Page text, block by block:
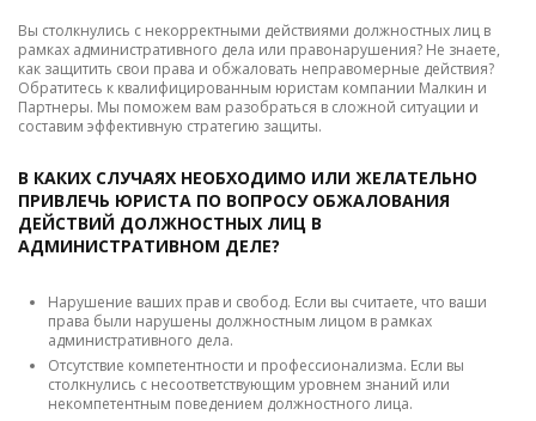
Вы столкнулись с некорректными действиями должностных лиц в
рамках административного дела или правонарушения? Не знаете,
как защитить свои права и обжаловать неправомерные действия?
Обратитесь к квалифицированным юристам компании Малкин и
Партнеры. Мы поможем вам разобраться в сложной ситуации и
составим эффективную стратегию защиты.
В КАКИХ СЛУЧАЯХ НЕОБХОДИМО ИЛИ ЖЕЛАТЕЛЬНО
ПРИВЛЕЧЬ ЮРИСТА ПО ВОПРОСУ ОБЖАЛОВАНИЯ
ДЕЙСТВИЙ ДОЛЖНОСТНЫХ ЛИЦ В
АДМИНИСТРАТИВНОМ ДЕЛЕ?
Нарушение ваших прав и свобод. Если вы считаете, что ваши
права были нарушены должностным лицом в рамках
административного дела.
Отсутствие компетентности и профессионализма. Если вы
столкнулись с несоответствующим уровнем знаний или
некомпетентным поведением должностного лица.